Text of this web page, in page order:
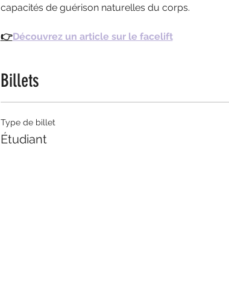
capacités de guérison naturelles du corps.
👉Découvrez un article sur le facelift
Billets
Type de billet
Étudiant